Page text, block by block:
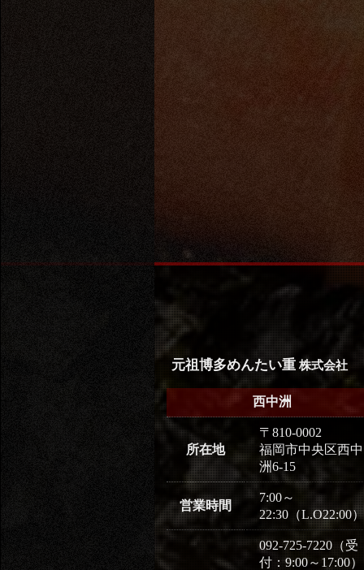
元祖博多めんたい重株式会社
西中洲
所在地
〒810-0002
福岡市中央区西中
洲6-15
営業時間
7:00～
22:30（L.O22:00）
092-725-7220（受
付：9:00～17:00）